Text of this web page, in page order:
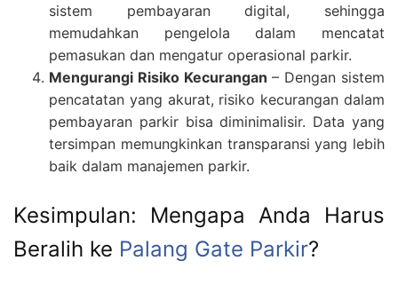
sistem pembayaran digital, sehingga
memudahkan pengelola dalam mencatat
pemasukan dan mengatur operasional parkir.
Mengurangi Risiko Kecurangan – Dengan sistem
pencatatan yang akurat, risiko kecurangan dalam
pembayaran parkir bisa diminimalisir. Data yang
tersimpan memungkinkan transparansi yang lebih
baik dalam manajemen parkir.
Kesimpulan: Mengapa Anda Harus
Beralih ke Palang Gate Parkir?